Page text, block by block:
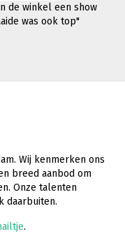
de winkel een show
was ook top"
Wij kenmerken ons
breed aanbod om
Onze talenten
daarbuiten.
.